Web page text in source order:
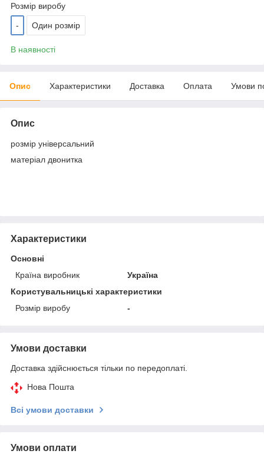
Розмір виробу
- Один розмір
В наявності
Опис Характеристики Доставка Оплата Умови
Опис
розмір універсальний
матеріал двонитка
Характеристики
Основні
Країна виробник
Україна
Користувальницькі характеристики
Розмір виробу
-
Умови доставки
Доставка здійснюється тільки по передоплаті.
Нова Пошта
Всі умови доставки
Умови оплати